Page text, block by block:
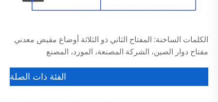
الكلمات الساخنة: المفتاح الثاني ذو الثلاثة أوضاع مقبض معدني
مفتاح دوار الصين، الشركة المصنعة، المورد، المصنع
الفئة ذات الصلة